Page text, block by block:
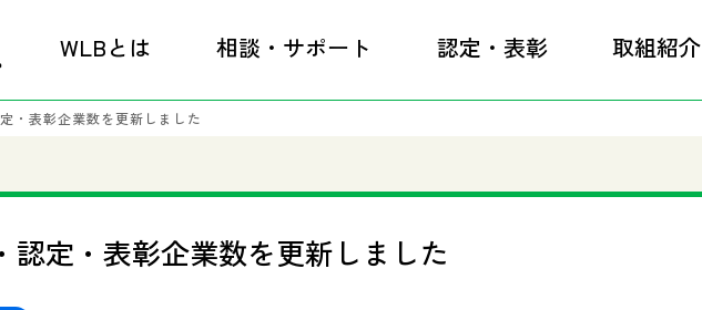
WLBとは 相談・サポート 認定・表彰 取組紹介
・表彰企業数を更新しました
認定・表彰企業数を更新しました